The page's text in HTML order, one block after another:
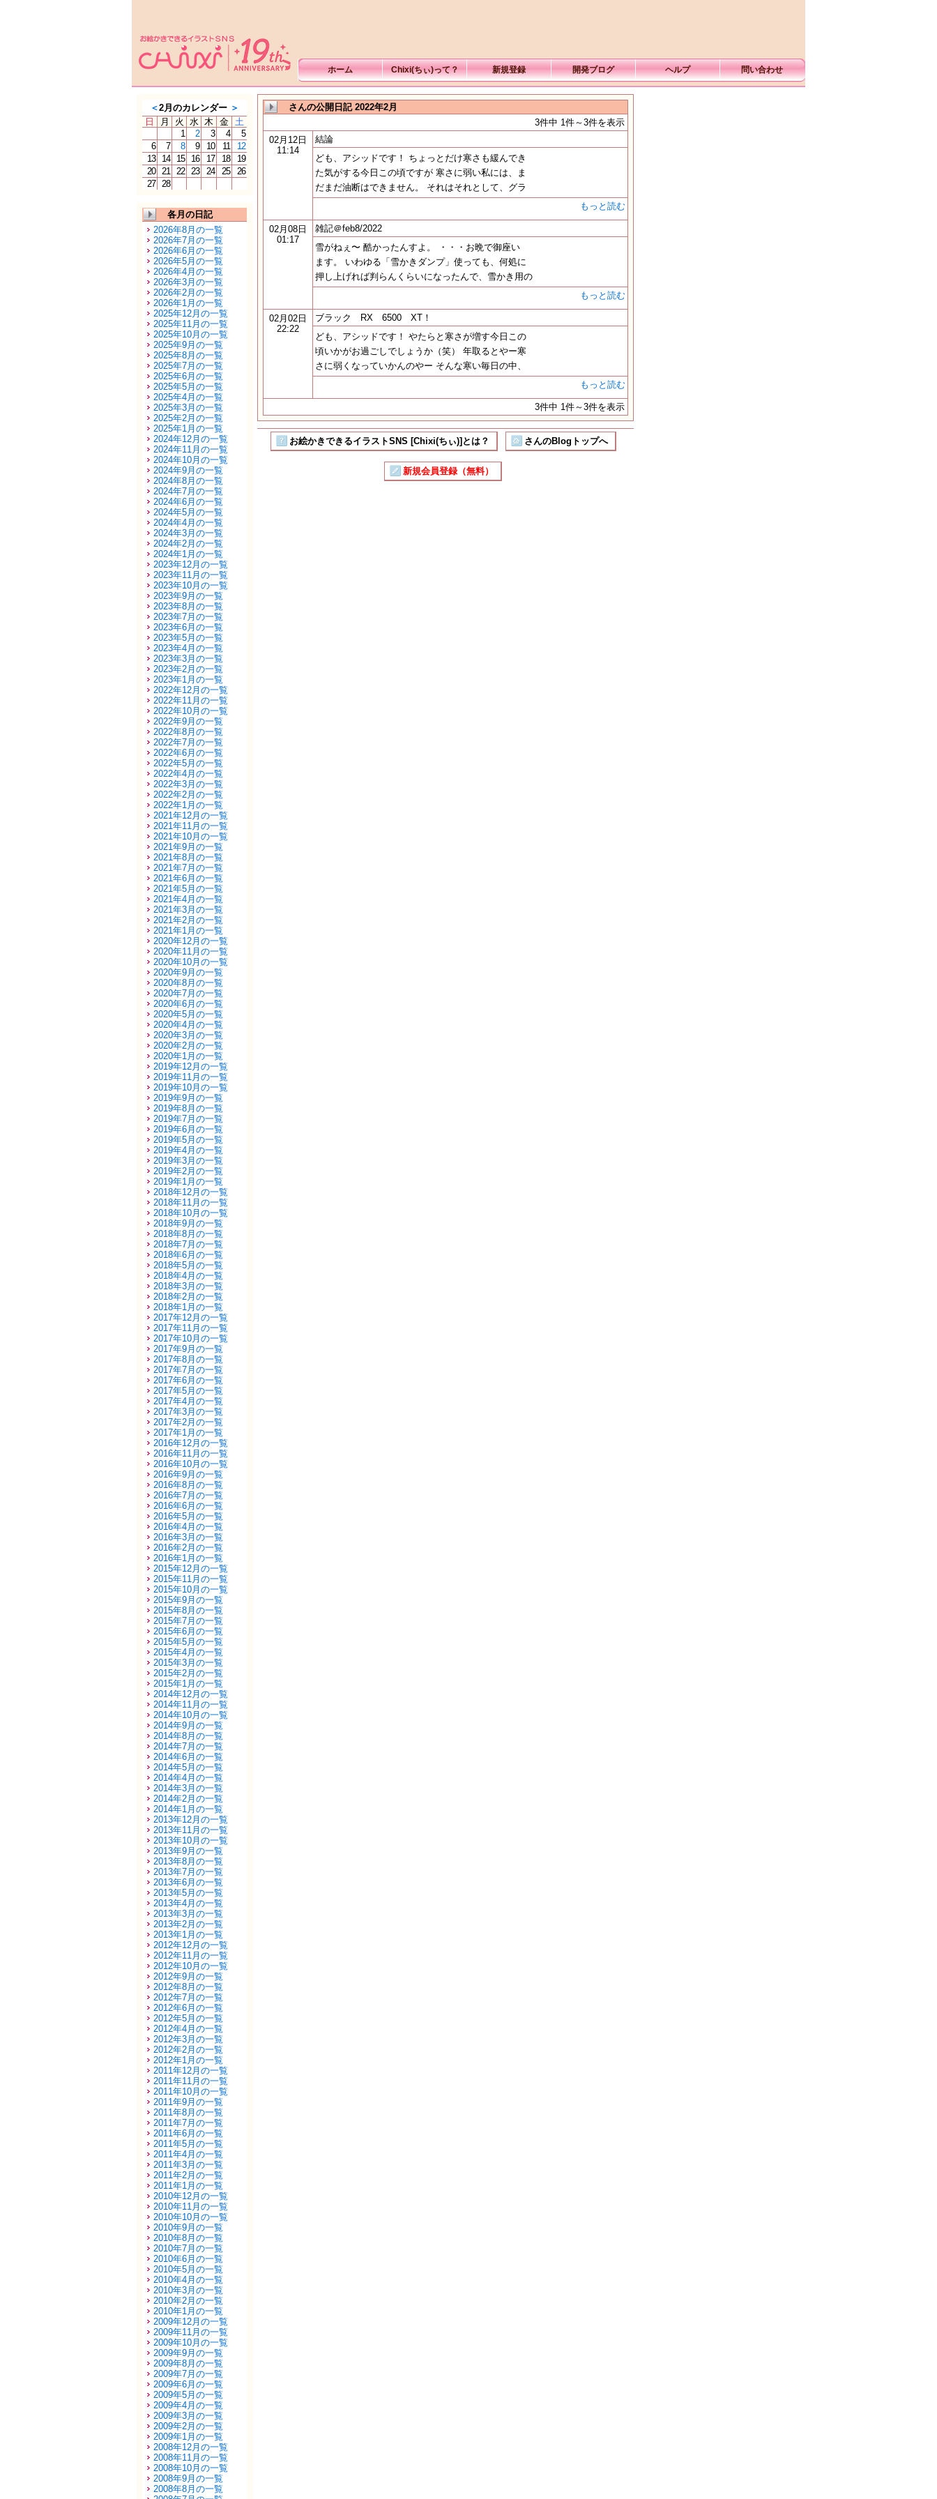
ホーム Chixi(ちぃ)って？ 新規登録 開発ブログ ヘルプ 問い合わせ
＜2月のカレンダー ＞
日
月 火 水 木 金 土
1
2 3 4
5
6
7 8 9 10 11
12
13
14 15 16 17 18
19
20 21 22 23 24 25
26
27 28
各月の日記
2026年8月の一覧
2026年7月の一覧
2026年6月の一覧
2026年5月の一覧
2026年4月の一覧
2026年3月の一覧
2026年2月の一覧
2026年1月の一覧
2025年12月の一覧
2025年11月の一覧
2025年10月の一覧
2025年9月の一覧
2025年8月の一覧
2025年7月の一覧
2025年6月の一覧
2025年5月の一覧
2025年4月の一覧
2025年3月の一覧
2025年2月の一覧
2025年1月の一覧
2024年12月の一覧
2024年11月の一覧
2024年10月の一覧
2024年9月の一覧
2024年8月の一覧
2024年7月の一覧
2024年6月の一覧
2024年5月の一覧
2024年4月の一覧
2024年3月の一覧
2024年2月の一覧
2024年1月の一覧
2023年12月の一覧
2023年11月の一覧
2023年10月の一覧
2023年9月の一覧
2023年8月の一覧
2023年7月の一覧
2023年6月の一覧
2023年5月の一覧
2023年4月の一覧
2023年3月の一覧
2023年2月の一覧
2023年1月の一覧
2022年12月の一覧
2022年11月の一覧
2022年10月の一覧
2022年9月の一覧
2022年8月の一覧
2022年7月の一覧
2022年6月の一覧
2022年5月の一覧
2022年4月の一覧
2022年3月の一覧
2022年2月の一覧
2022年1月の一覧
2021年12月の一覧
2021年11月の一覧
2021年10月の一覧
2021年9月の一覧
2021年8月の一覧
2021年7月の一覧
2021年6月の一覧
2021年5月の一覧
2021年4月の一覧
2021年3月の一覧
2021年2月の一覧
2021年1月の一覧
2020年12月の一覧
2020年11月の一覧
2020年10月の一覧
2020年9月の一覧
2020年8月の一覧
2020年7月の一覧
2020年6月の一覧
2020年5月の一覧
2020年4月の一覧
2020年3月の一覧
2020年2月の一覧
2020年1月の一覧
2019年12月の一覧
2019年11月の一覧
2019年10月の一覧
2019年9月の一覧
2019年8月の一覧
2019年7月の一覧
2019年6月の一覧
2019年5月の一覧
2019年4月の一覧
2019年3月の一覧
2019年2月の一覧
2019年1月の一覧
2018年12月の一覧
2018年11月の一覧
2018年10月の一覧
2018年9月の一覧
2018年8月の一覧
2018年7月の一覧
2018年6月の一覧
2018年5月の一覧
2018年4月の一覧
2018年3月の一覧
2018年2月の一覧
2018年1月の一覧
2017年12月の一覧
2017年11月の一覧
2017年10月の一覧
2017年9月の一覧
2017年8月の一覧
2017年7月の一覧
2017年6月の一覧
2017年5月の一覧
2017年4月の一覧
2017年3月の一覧
2017年2月の一覧
2017年1月の一覧
2016年12月の一覧
2016年11月の一覧
2016年10月の一覧
2016年9月の一覧
2016年8月の一覧
2016年7月の一覧
2016年6月の一覧
2016年5月の一覧
2016年4月の一覧
2016年3月の一覧
2016年2月の一覧
2016年1月の一覧
2015年12月の一覧
2015年11月の一覧
2015年10月の一覧
2015年9月の一覧
2015年8月の一覧
2015年7月の一覧
2015年6月の一覧
2015年5月の一覧
2015年4月の一覧
2015年3月の一覧
2015年2月の一覧
2015年1月の一覧
2014年12月の一覧
2014年11月の一覧
2014年10月の一覧
2014年9月の一覧
2014年8月の一覧
2014年7月の一覧
2014年6月の一覧
2014年5月の一覧
2014年4月の一覧
2014年3月の一覧
2014年2月の一覧
2014年1月の一覧
2013年12月の一覧
2013年11月の一覧
2013年10月の一覧
2013年9月の一覧
2013年8月の一覧
2013年7月の一覧
2013年6月の一覧
2013年5月の一覧
2013年4月の一覧
2013年3月の一覧
2013年2月の一覧
2013年1月の一覧
2012年12月の一覧
2012年11月の一覧
2012年10月の一覧
2012年9月の一覧
2012年8月の一覧
2012年7月の一覧
2012年6月の一覧
2012年5月の一覧
2012年4月の一覧
2012年3月の一覧
2012年2月の一覧
2012年1月の一覧
2011年12月の一覧
2011年11月の一覧
2011年10月の一覧
2011年9月の一覧
2011年8月の一覧
2011年7月の一覧
2011年6月の一覧
2011年5月の一覧
2011年4月の一覧
2011年3月の一覧
2011年2月の一覧
2011年1月の一覧
2010年12月の一覧
2010年11月の一覧
2010年10月の一覧
2010年9月の一覧
2010年8月の一覧
2010年7月の一覧
2010年6月の一覧
2010年5月の一覧
2010年4月の一覧
2010年3月の一覧
2010年2月の一覧
2010年1月の一覧
2009年12月の一覧
2009年11月の一覧
2009年10月の一覧
2009年9月の一覧
2009年8月の一覧
2009年7月の一覧
2009年6月の一覧
2009年5月の一覧
2009年4月の一覧
2009年3月の一覧
2009年2月の一覧
2009年1月の一覧
2008年12月の一覧
2008年11月の一覧
2008年10月の一覧
2008年9月の一覧
2008年8月の一覧
さんの公開日記 2022年2月
3件中 1件～3件を表示
02月12日
11:14
結論
ども、アシッドです！ ちょっとだけ寒さも緩んでき
た気がする今日この頃ですが 寒さに弱い私には、ま
だまだ油断はできません。 それはそれとして、グラ
もっと読む
02月08日
01:17
雑記＠feb8/2022
雪がねぇ〜 酷かったんすよ。 ・・・お晩で御座い
ます。 いわゆる「雪かきダンプ」使っても、何処に
押し上げれば判らんくらいになったんで、雪かき用の
もっと読む
02月02日
22:22
ブラック RX 6500 XT！
ども、アシッドです！ やたらと寒さが増す今日この
頃いかがお過ごしでしょうか（笑） 年取るとやー寒
さに弱くなっていかんのやー そんな寒い毎日の中、
もっと読む
3件中 1件～3件を表示
お絵かきできるイラストSNS [Chixi(ちぃ)]とは？ さんのBlogトップへ
新規会員登録（無料）